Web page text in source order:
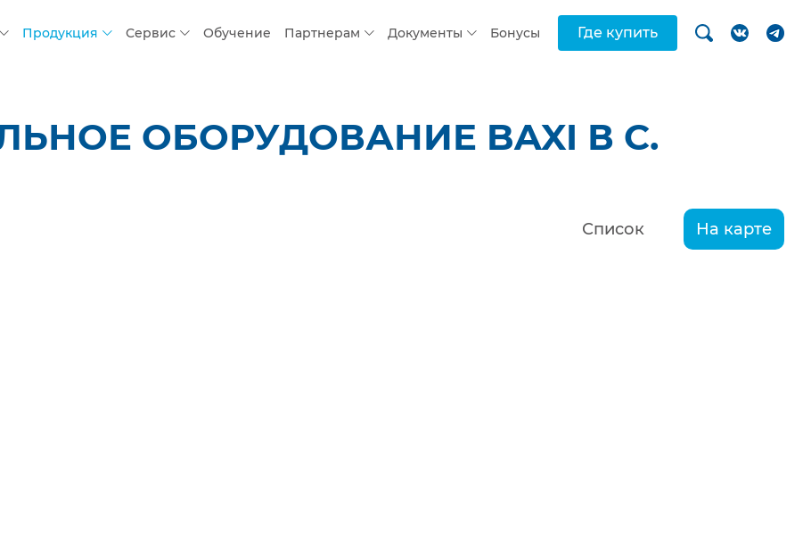
Продукция Сервис Обучение Партнерам Документы Бонусы Где купить
ОБОРУДОВАНИЕ BAXI В С.
Список На карте